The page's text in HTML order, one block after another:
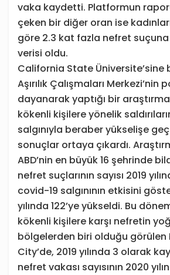
vaka kaydetti. Platformun
çeken bir diğer oran ise
göre 2.3 kat fazla nefret suçuna
verisi oldu.
California State Üniversite’sine
Aşırılık Çalışmaları Merkezi’nin
dayanarak yaptığı bir
kökenli kişilere yönelik
salgınıyla beraber yükselişe
sonuçlar ortaya çıkardı.
ABD’nin en büyük 16 şehrinde
nefret suçlarının sayısı 2019
covid-19 salgınının etkisini
yılında 122’ye yükseldi. Bu
kökenli kişilere karşı nefretin
bölgelerden biri olduğu görülen
City’de, 2019 yılında 3 olarak
nefret vakası sayısının 2020